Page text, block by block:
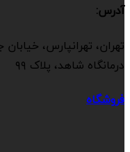
آدرس:
تهران، تهرانپارس،
درمانگاه شاهد، پلاک ۹۹
فروشگاه